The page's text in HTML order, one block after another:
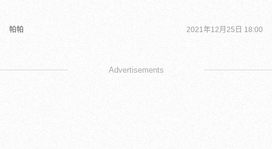
帕帕 2021年12月25日 18:00
Advertisements